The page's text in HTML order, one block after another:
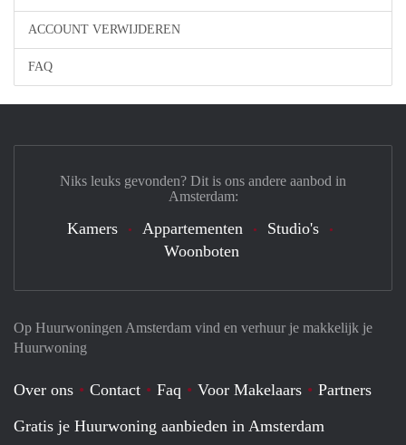
ACCOUNT VERWIJDEREN
FAQ
Op Huurwoningen Amsterdam vind en verhuur je makkelijk je
Huurwoning
Over ons Contact Faq Voor Makelaars
Partners
Gratis je Huurwoning aanbieden in Amsterdam
Niks leuks gevonden? Dit is ons andere aanbod in
Amsterdam:
Kamers Appartementen
Studio's
Woonboten